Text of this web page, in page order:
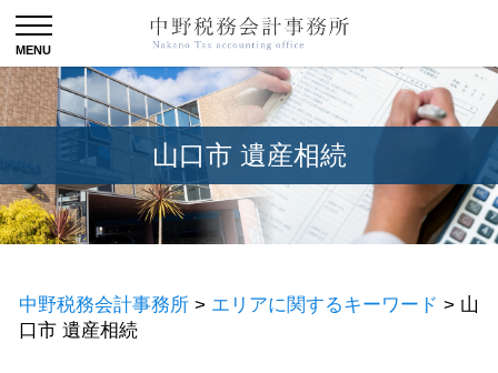
山口市 遺産相続
中野税務会計事務所 > エリアに関するキーワード > 山
口市 遺産相続